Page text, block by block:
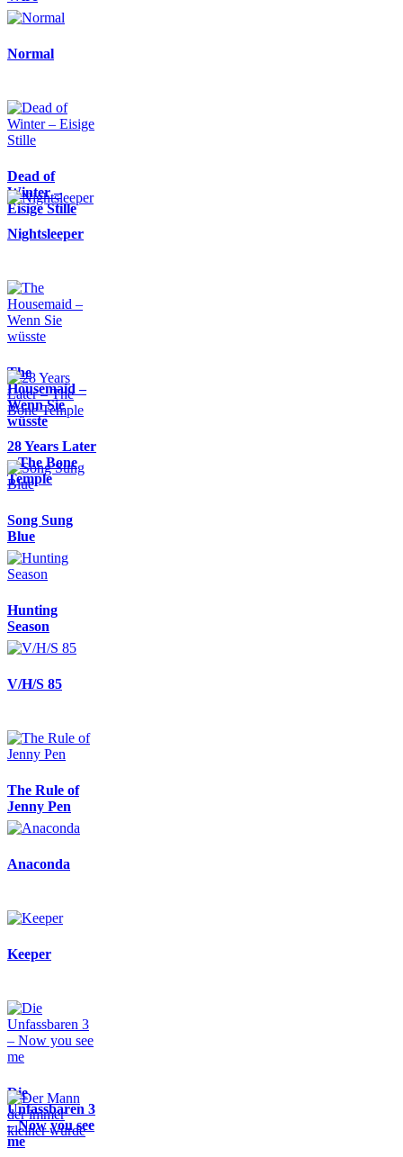
Normal
Dead of
Winter –
Eisige Stille
Nightsleeper
The
Housemaid –
Wenn Sie
wüsste
28 Years Later
– The Bone
Temple
Song Sung
Blue
Hunting
Season
V/H/S 85
The Rule of
Jenny Pen
Anaconda
Keeper
Die
Unfassbaren 3
– Now you see
me